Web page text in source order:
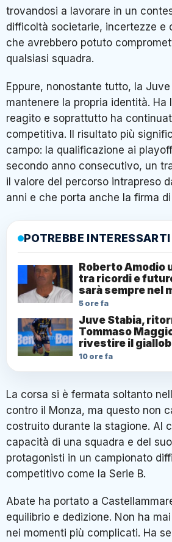
trovandosi a lavorare in un
difficoltà societarie, incertezze e
che avrebbero potuto
qualsiasi squadra.
Eppure, nonostante tutto, la
mantenere la propria identità. Ha
reagito e soprattutto ha
competitiva. Il risultato più
campo: la qualificazione ai
secondo anno consecutivo, un
il valore del percorso intrapreso
anni e che porta anche la firma
POTREBBE INTERESSARTI
Roberto Amodio
tra ricordi e
sarà sempre nel
5 ore fa
Juve Stabia,
Tommaso
rivestire il
10 ore fa
La corsa si è fermata soltanto
contro il Monza, ma questo non
costruito durante la stagione. Al
capacità di una squadra e del
protagonisti in un campionato
competitivo come la Serie B.
Abate ha portato a
equilibrio e dedizione. Non ha
nei momenti più complicati. Ha